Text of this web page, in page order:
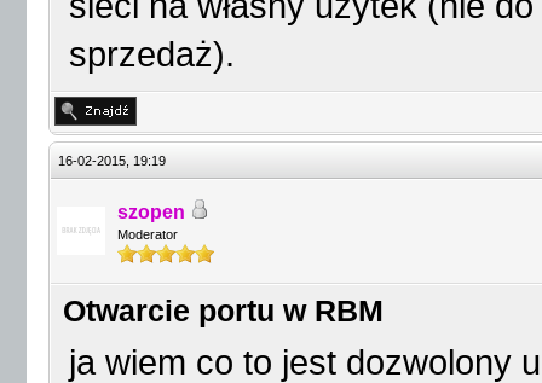
sprzedaż).
16-02-2015, 19:19
szopen
Moderator
Otwarcie portu w RBM
ja wiem co to jest dozwolony